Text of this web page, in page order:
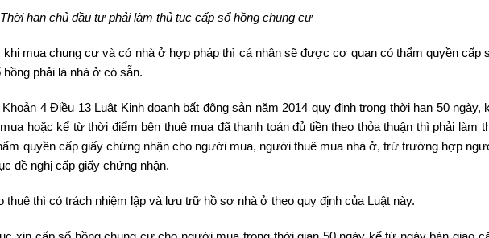
Thời hạn chủ đầu tư phải làm thủ tục cấp sổ hồng chung cư
mua chung cư và có nhà ở hợp pháp thì cá nhân sẽ được cơ quan có thẩm quyền cấp
phải là nhà ở có sẵn.
4 Điều 13 Luật Kinh doanh bất động sản năm 2014 quy định trong thời hạn 50 ngày,
hoặc kể từ thời điểm bên thuê mua đã thanh toán đủ tiền theo thỏa thuận thì phải làm
quyền cấp giấy chứng nhận cho người mua, người thuê mua nhà ở, trừ trường hợp
đề nghị cấp giấy chứng nhận.
thì có trách nhiệm lập và lưu trữ hồ sơ nhà ở theo quy định của Luật này.